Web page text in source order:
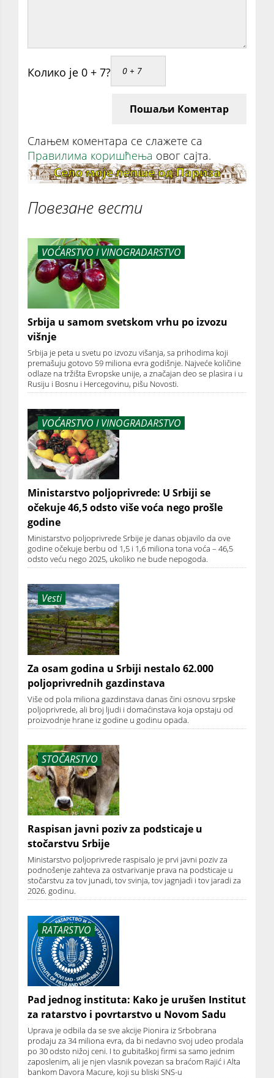
Колико је 0 + 7?
Пошаљи Коментар
Слањем коментара се слажете са
Правилима коришћења овог сајта.
Повезане вести
VOĆARSTVO I VINOGRADARSTVO
Srbija u samom svetskom vrhu po izvozu
višnje
Srbija je peta u svetu po izvozu višanja, sa prihodima koji
premašuju gotovo 59 miliona evra godišnje. Najveće količine
odlaze na tržišta Evropske unije, a značajan deo se plasira i u
Rusiju i Bosnu i Hercegovinu, pišu Novosti.
VOĆARSTVO I VINOGRADARSTVO
Ministarstvo poljoprivrede: U Srbiji se
očekuje 46,5 odsto više voća nego prošle
godine
Ministarstvo poljoprivrede Srbije je danas objavilo da ove
godine očekuje berbu od 1,5 i 1,6 miliona tona voća – 46,5
odsto veću nego 2025, ukoliko ne bude nepogoda.
Vesti
Za osam godina u Srbiji nestalo 62.000
poljoprivrednih gazdinstava
Više od pola miliona gazdinstava danas čini osnovu srpske
poljoprivrede, ali broj ljudi i domaćinstava koja opstaju od
proizvodnje hrane iz godine u godinu opada.
STOČARSTVO
Raspisan javni poziv za podsticaje u
stočarstvu Srbije
Ministarstvo poljoprivrede raspisalo je prvi javni poziv za
podnošenje zahteva za ostvarivanje prava na podsticaje u
stočarstvu za tov junadi, tov svinja, tov jagnjadi i tov jaradi za
2026. godinu.
RATARSTVO
Pad jednog instituta: Kako je urušen Institut
za ratarstvo i povrtarstvo u Novom Sadu
Uprava je odbila da se sve akcije Pionira iz Srbobrana
prodaju za 34 miliona evra, da bi nedavno svoj udeo prodala
po 30 odsto nižoj ceni. I to gubitaškoj firmi sa samo jednim
zaposlenim, ali je njen vlasnik povezan sa braćom Rajić i Alta
bankom Davora Macure, koji su bliski SNS-u